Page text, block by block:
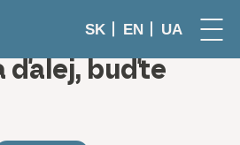
SK EN UA
ďalej, buďte